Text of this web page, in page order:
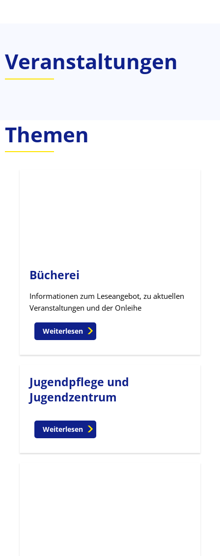
Veranstaltungen
Themen
Bücherei
Informationen zum Leseangebot, zu aktuellen
Veranstaltungen und der Onleihe
Weiterlesen
Jugendpflege und
Jugendzentrum
Weiterlesen